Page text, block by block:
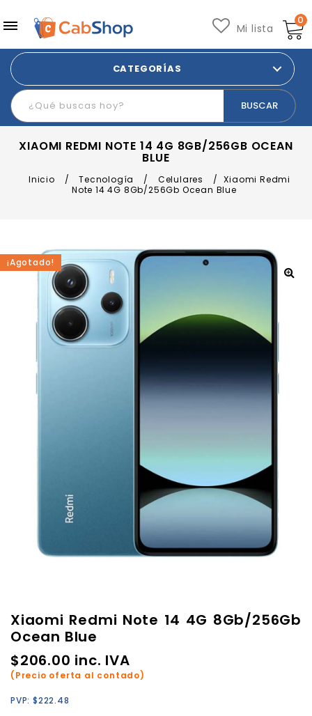
0
Mi lista
CATEGORÍAS
XIAOMI REDMI NOTE 14 4G 8GB/256GB OCEAN
BLUE
Inicio / Tecnología / Celulares /
Xiaomi Redmi
Note 14 4G 8Gb/256Gb Ocean Blue
¡Agotado!
Xiaomi Redmi Note 14 4G 8Gb/256Gb
Ocean Blue
$206.00 inc. IVA
(Precio oferta al contado)
PVP: $222.48